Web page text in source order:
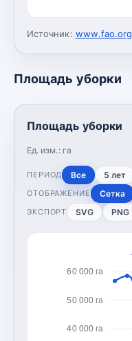
Источник: www.fao.org
Площадь уборки
Площадь уборки
Ед. изм.: га
ПЕРИОД Все 5 лет
ОТОБРАЖЕНИЕ Сетка
ЭКСПОРТ SVG PNG
40 000 га
50 000 га
60 000 га